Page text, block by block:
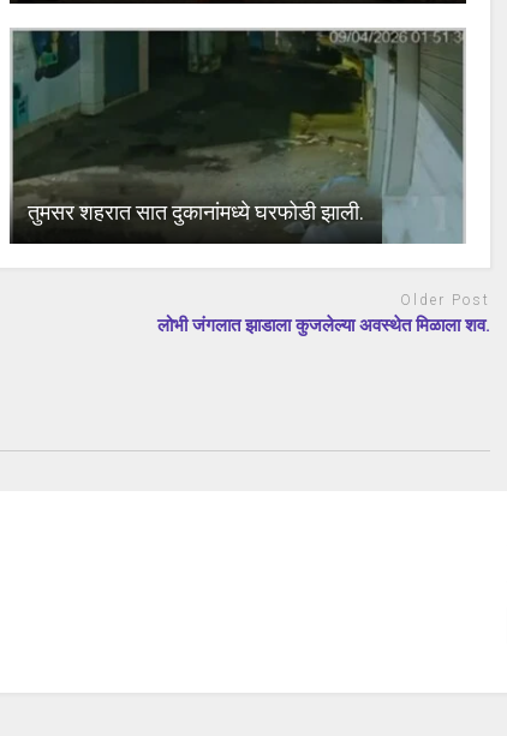
तुमसर शहरात सात दुकानांमध्ये घरफोडी झाली.
Older Post
लोभी जंगलात झाडाला कुजलेल्या अवस्थेत मिळाला शव.